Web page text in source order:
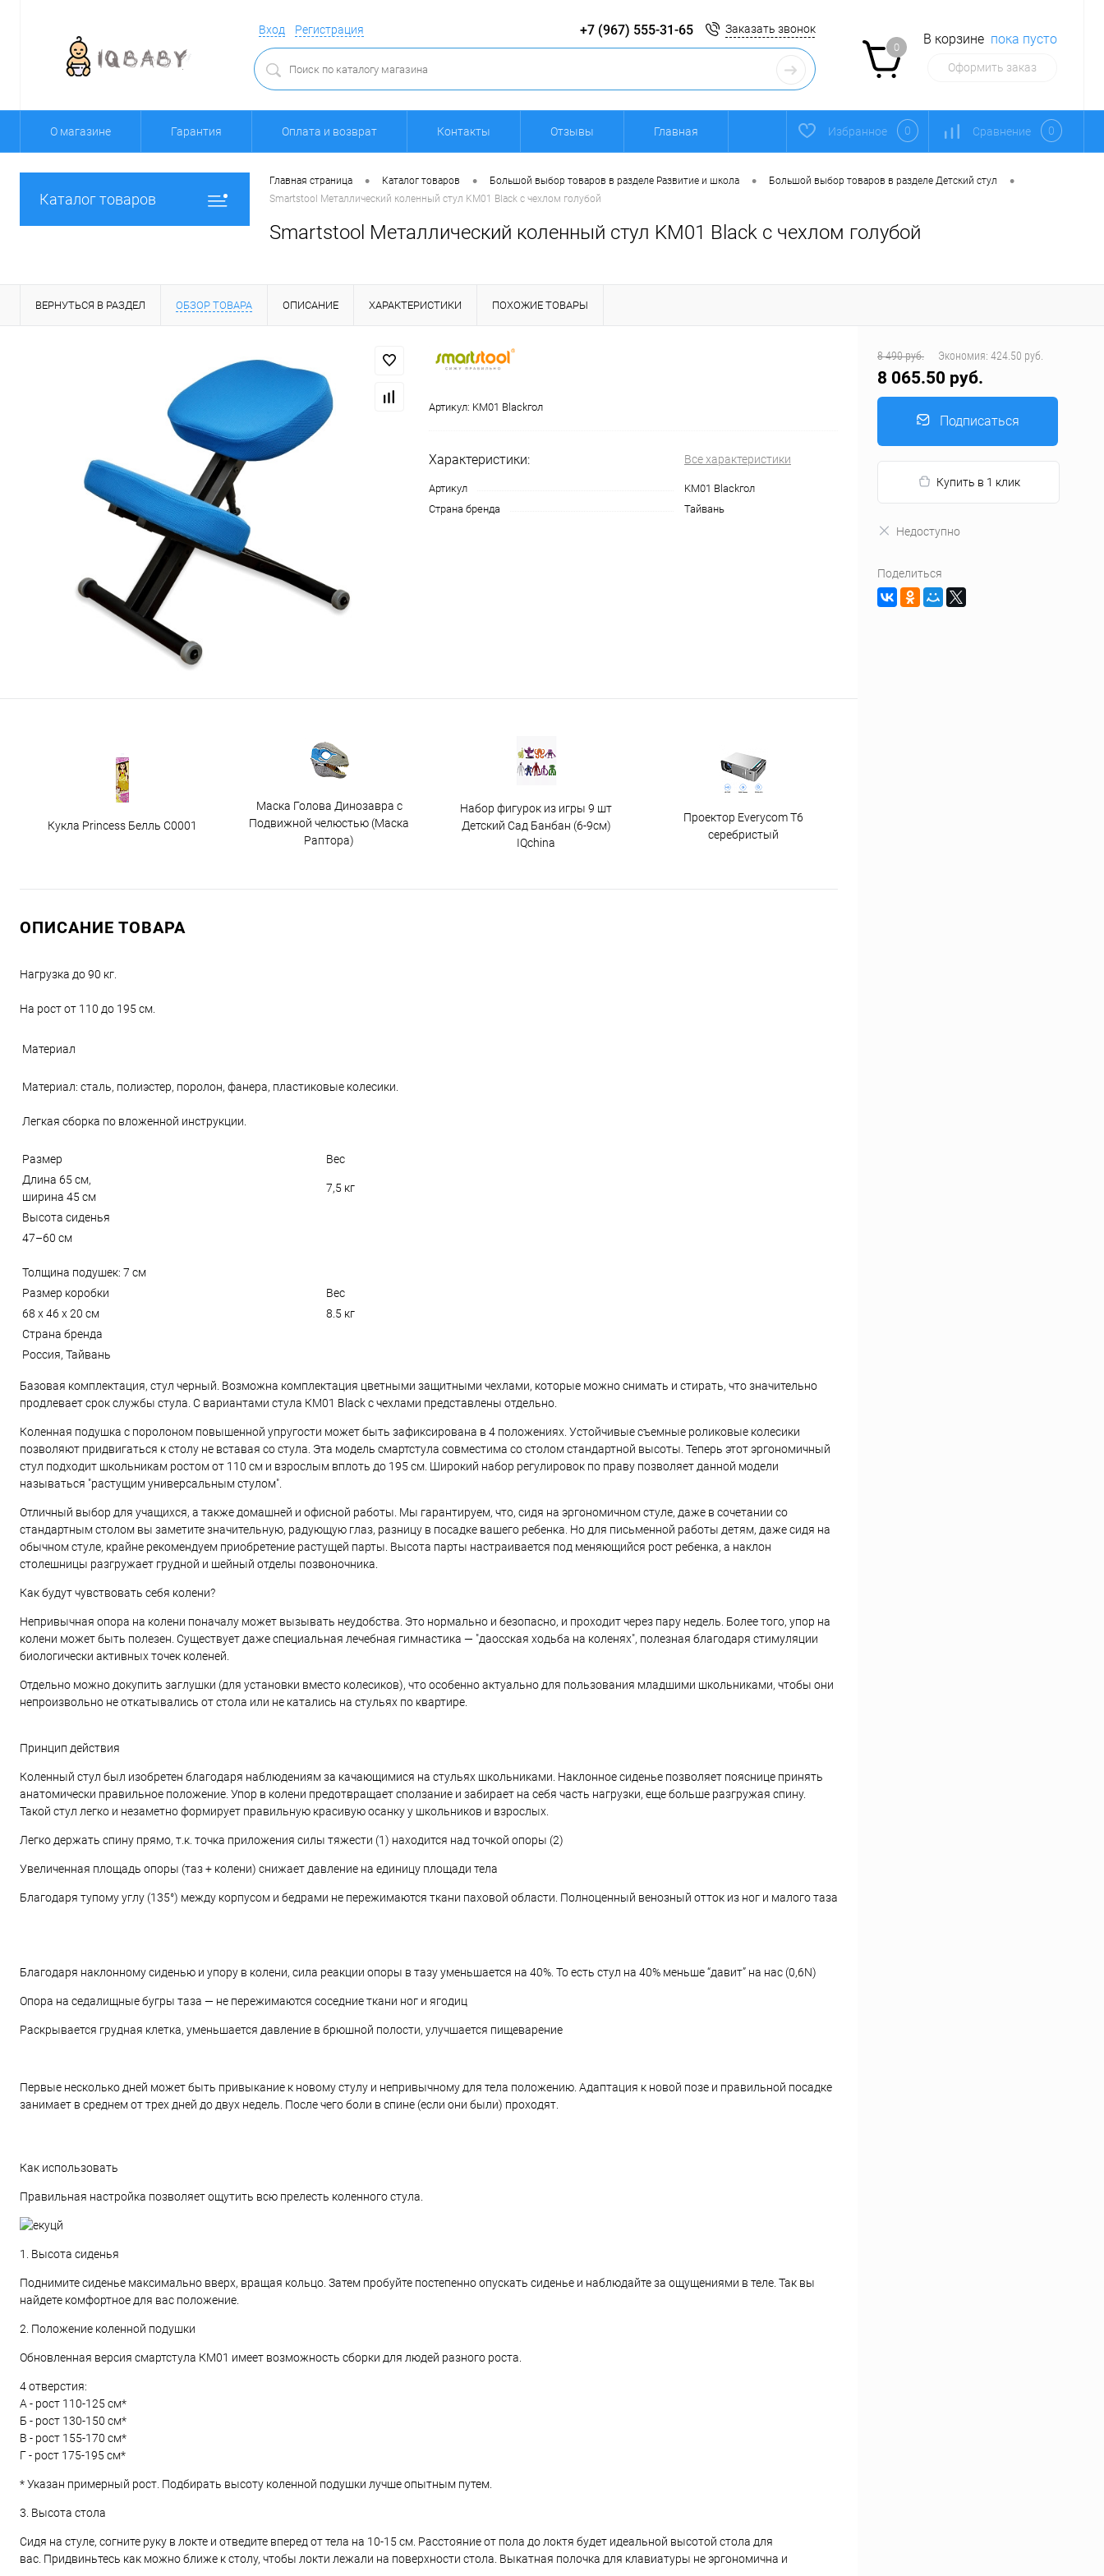
Вход Регистрация +7 (967) 555-31-65 Заказать звонок
0
В корзине пока пусто
Оформить заказ
О магазине Гарантия Оплата и возврат Контакты Отзывы Главная Избранное 0 Сравнение 0
Каталог товаров
Главная страница • Каталог товаров • Большой выбор товаров в разделе Развитие и школа • Большой выбор товаров в разделе Детский стул •
Smartstool Металлический коленный стул KM01 Black с чехлом голубой
Smartstool Металлический коленный стул KM01 Black с чехлом голубой
ВЕРНУТЬСЯ В РАЗДЕЛ ОБЗОР ТОВАРА ОПИСАНИЕ ХАРАКТЕРИСТИКИ ПОХОЖИЕ ТОВАРЫ
Артикул: KM01 Blackгол
Характеристики: Все характеристики
Артикул
KM01 Blackгол
Страна бренда
Тайвань
Кукла Princess Белль C0001
Маска Голова Динозавра с
Подвижной челюстью (Маска
Раптора)
Набор фигурок из игры 9 шт
Детский Сад Банбан (6-9см)
IQchina
Проектор Everycom T6
серебристый
ОПИСАНИЕ ТОВАРА
Нагрузка до 90 кг.
На рост от 110 до 195 см.
Материал
Материал: сталь, полиэстер, поролон, фанера, пластиковые колесики.
Легкая сборка по вложенной инструкции.
Размер
Вес
Длина 65 см,
ширина 45 см
7,5 кг
Высота сиденья
47–60 см
Толщина подушек: 7 см
Размер коробки
Вес
68 x 46 x 20 см
8.5 кг
Страна бренда
Россия, Тайвань
Базовая комплектация, стул черный. Возможна комплектация цветными защитными чехлами, которые можно снимать и стирать, что значительно
продлевает срок службы стула. С вариантами стула КМ01 Black с чехлами представлены отдельно.
Коленная подушка с поролоном повышенной упругости может быть зафиксирована в 4 положениях. Устойчивые съемные роликовые колесики
позволяют придвигаться к столу не вставая со стула. Эта модель смартстула совместима со столом стандартной высоты. Теперь этот эргономичный
стул подходит школьникам ростом от 110 см и взрослым вплоть до 195 см. Широкий набор регулировок по праву позволяет данной модели
называться "растущим универсальным стулом".
Отличный выбор для учащихся, а также домашней и офисной работы. Мы гарантируем, что, сидя на эргономичном стуле, даже в сочетании со
стандартным столом вы заметите значительную, радующую глаз, разницу в посадке вашего ребенка. Но для письменной работы детям, даже сидя на
обычном стуле, крайне рекомендуем приобретение растущей парты. Высота парты настраивается под меняющийся рост ребенка, а наклон
столешницы разгружает грудной и шейный отделы позвоночника.
Как будут чувствовать себя колени?
Непривычная опора на колени поначалу может вызывать неудобства. Это нормально и безопасно, и проходит через пару недель. Более того, упор на
колени может быть полезен. Существует даже специальная лечебная гимнастика — "даосская ходьба на коленях", полезная благодаря стимуляции
биологически активных точек коленей.
Отдельно можно докупить заглушки (для установки вместо колесиков), что особенно актуально для пользования младшими школьниками, чтобы они
непроизвольно не откатывались от стола или не катались на стульях по квартире.
Принцип действия
Коленный стул был изобретен благодаря наблюдениям за качающимися на стульях школьниками. Наклонное сиденье позволяет пояснице принять
анатомически правильное положение. Упор в колени предотвращает сползание и забирает на себя часть нагрузки, еще больше разгружая спину.
Такой стул легко и незаметно формирует правильную красивую осанку у школьников и взрослых.
Легко держать спину прямо, т.к. точка приложения силы тяжести (1) находится над точкой опоры (2)
Увеличенная площадь опоры (таз + колени) снижает давление на единицу площади тела
Благодаря тупому углу (135°) между корпусом и бедрами не пережимаются ткани паховой области. Полноценный венозный отток из ног и малого таза
Благодаря наклонному сиденью и упору в колени, сила реакции опоры в тазу уменьшается на 40%. То есть стул на 40% меньше “давит” на нас (0,6N)
Опора на седалищные бугры таза — не пережимаются соседние ткани ног и ягодиц
Раскрывается грудная клетка, уменьшается давление в брюшной полости, улучшается пищеварение
Первые несколько дней может быть привыкание к новому стулу и непривычному для тела положению. Адаптация к новой позе и правильной посадке
занимает в среднем от трех дней до двух недель. После чего боли в спине (если они были) проходят.
Как использовать
Правильная настройка позволяет ощутить всю прелесть коленного стула.
1. Высота сиденья
Поднимите сиденье максимально вверх, вращая кольцо. Затем пробуйте постепенно опускать сиденье и наблюдайте за ощущениями в теле. Так вы
найдете комфортное для вас положение.
2. Положение коленной подушки
Обновленная версия смартстула КМ01 имеет возможность сборки для людей разного роста.
4 отверстия:
А - рост 110-125 см*
Б - рост 130-150 см*
В - рост 155-170 см*
Г - рост 175-195 см*
* Указан примерный рост. Подбирать высоту коленной подушки лучше опытным путем.
3. Высота стола
Сидя на стуле, согните руку в локте и отведите вперед от тела на 10-15 см. Расстояние от пола до локтя будет идеальной высотой стола для
вас. Придвиньтесь как можно ближе к столу, чтобы локти лежали на поверхности стола. Выкатная полочка для клавиатуры не эргономична и
8 490 руб. Экономия: 424.50 руб.
8 065.50 руб.
Подписаться
Купить в 1 клик
Недоступно
Поделиться